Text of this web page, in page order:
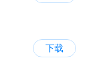
下载